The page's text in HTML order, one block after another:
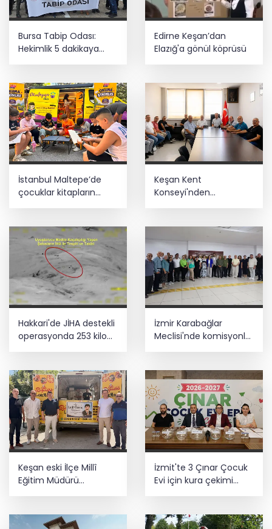
Bursa Tabip Odası:
Hekimlik 5 dakikaya
Edirne Keşan’dan
Elazığ'a gönül köprüsü
İstanbul Maltepe’de
çocuklar kitapların
Keşan Kent
Konseyi'nden
Hakkari'de JİHA destekli
operasyonda 253 kilo
esrar ele geçirildi
İzmir Karabağlar
Meclisi'nde komisyonlar
yeniden şekillendi
Keşan eski İlçe Millî
Eğitim Müdürü
İzmit'te 3 Çınar Çocuk
Evi için kura çekimi